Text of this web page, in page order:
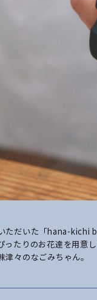
ただいた「hana-
ったりのお花達を用意
々のなごみちゃん。